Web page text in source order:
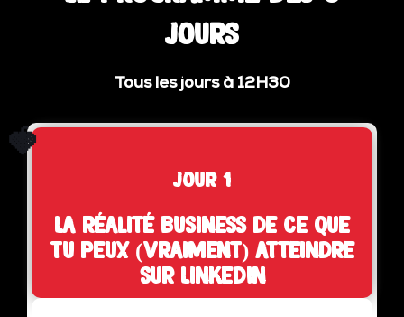
jours
Tous les jours à 12H30
🍓
jour 1
La réalité business de ce que
tu peux (vraiment) atteindre
sur LinkedIn